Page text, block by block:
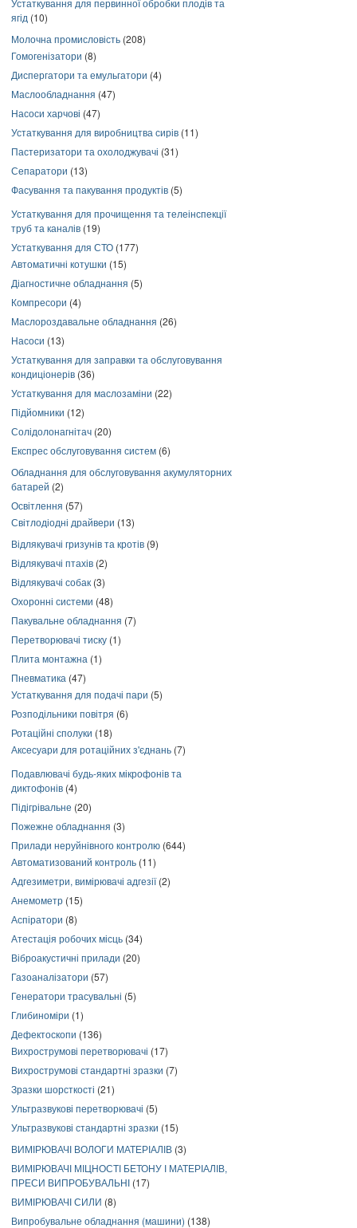
Устаткування для первинної обробки плодів та
ягід (10)
Молочна промисловість (208)
Гомогенізатори (8)
Диспергатори та емульгатори (4)
Маслообладнання (47)
Насоси харчові (47)
Устаткування для виробництва сирів (11)
Пастеризатори та охолоджувачі (31)
Сепаратори (13)
Фасування та пакування продуктів (5)
Устаткування для прочищення та телеінспекції
труб та каналів (19)
Устаткування для СТО (177)
Автоматичні котушки (15)
Діагностичне обладнання (5)
Компресори (4)
Маслороздавальне обладнання (26)
Насоси (13)
Устаткування для заправки та обслуговування
кондиціонерів (36)
Устаткування для маслозаміни (22)
Підйомники (12)
Солідолонагнітач (20)
Експрес обслуговування систем (6)
Обладнання для обслуговування акумуляторних
батарей (2)
Освітлення (57)
Світлодіодні драйвери (13)
Відлякувачі гризунів та кротів (9)
Відлякувачі птахів (2)
Відлякувачі собак (3)
Охоронні системи (48)
Пакувальне обладнання (7)
Перетворювачі тиску (1)
Плита монтажна (1)
Пневматика (47)
Устаткування для подачі пари (5)
Розподільники повітря (6)
Ротаційні сполуки (18)
Аксесуари для ротаційних з'єднань (7)
Подавлювачі будь-яких мікрофонів та
диктофонів (4)
Підігрівальне (20)
Пожежне обладнання (3)
Прилади неруйнівного контролю (644)
Автоматизований контроль (11)
Адгезиметри, вимірювачі адгезії(2)
Анемометр (15)
Аспіратори (8)
Атестація робочих місць (34)
Віброакустичні прилади (20)
Газоаналізатори (57)
Генератори трасувальні (5)
Глибиноміри (1)
Дефектоскопи (136)
Вихрострумові перетворювачі (17)
Вихрострумові стандартні зразки (7)
Зразки шорсткості (21)
Ультразвукові перетворювачі (5)
Ультразвукові стандартні зразки (15)
ВИМІРЮВАЧІ ВОЛОГИ МАТЕРІАЛІВ (3)
ВИМІРЮВАЧІ МІЦНОСТІ БЕТОНУ І МАТЕРІАЛІВ,
ПРЕСИ ВИПРОБУВАЛЬНІ (17)
ВИМІРЮВАЧІ СИЛИ (8)
Випробувальне обладнання (машини) (138)